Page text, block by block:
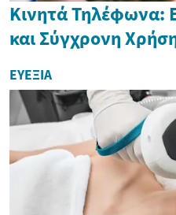
Κινητά Τηλέφωνα:
και Σύγχρονη
ΕΥΕΞΊΑ